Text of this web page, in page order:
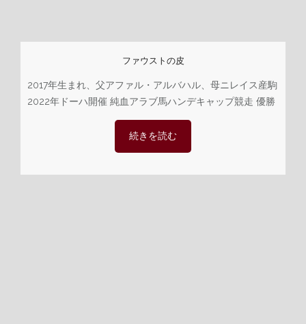
ファウストの皮
2017年生まれ、父アファル・アルバハル、母ニレイス産駒
2022年ドーハ開催 純血アラブ馬ハンデキャップ競走 優勝
続きを読む